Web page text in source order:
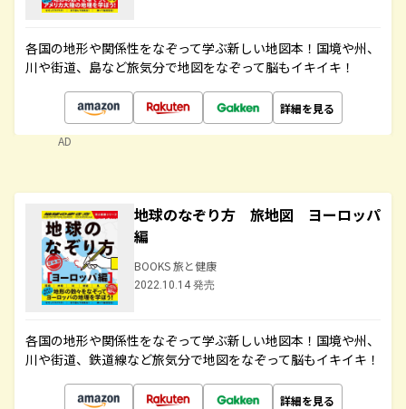
各国の地形や関係性をなぞって学ぶ新しい地図本！国境や州、
川や街道、島など旅気分で地図をなぞって脳もイキイキ！
詳細を見る
AD
地球のなぞり方 旅地図 ヨーロッパ
編
BOOKS 旅と健康
2022.10.14 発売
各国の地形や関係性をなぞって学ぶ新しい地図本！国境や州、
川や街道、鉄道線など旅気分で地図をなぞって脳もイキイキ！
詳細を見る